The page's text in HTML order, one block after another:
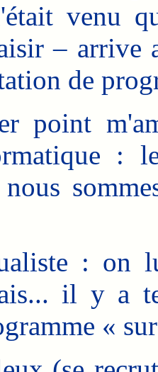
venu
– arrive
de
point
:
nous
: on
il y a
«